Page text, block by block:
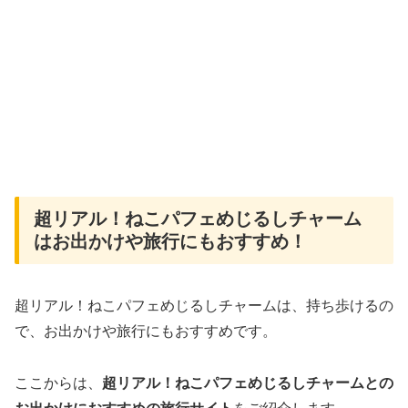
超リアル！ねこパフェめじるしチャーム
はお出かけや旅行にもおすすめ！
超リアル！ねこパフェめじるしチャームは、持ち歩けるの
で、お出かけや旅行にもおすすめです。
ここからは、 超リアル！ねこパフェめじるしチャームとの